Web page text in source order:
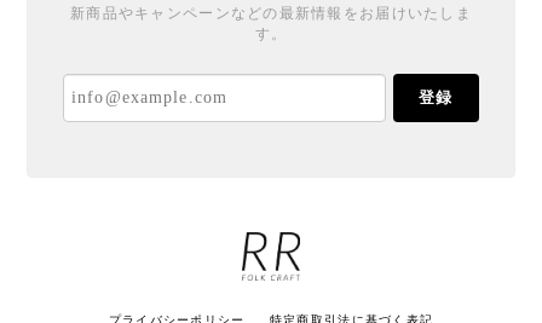
新商品やキャンペーンなどの最新情報をお届けいたしま
す。
登録
プライバシーポリシー 特定商取引法に基づく表記